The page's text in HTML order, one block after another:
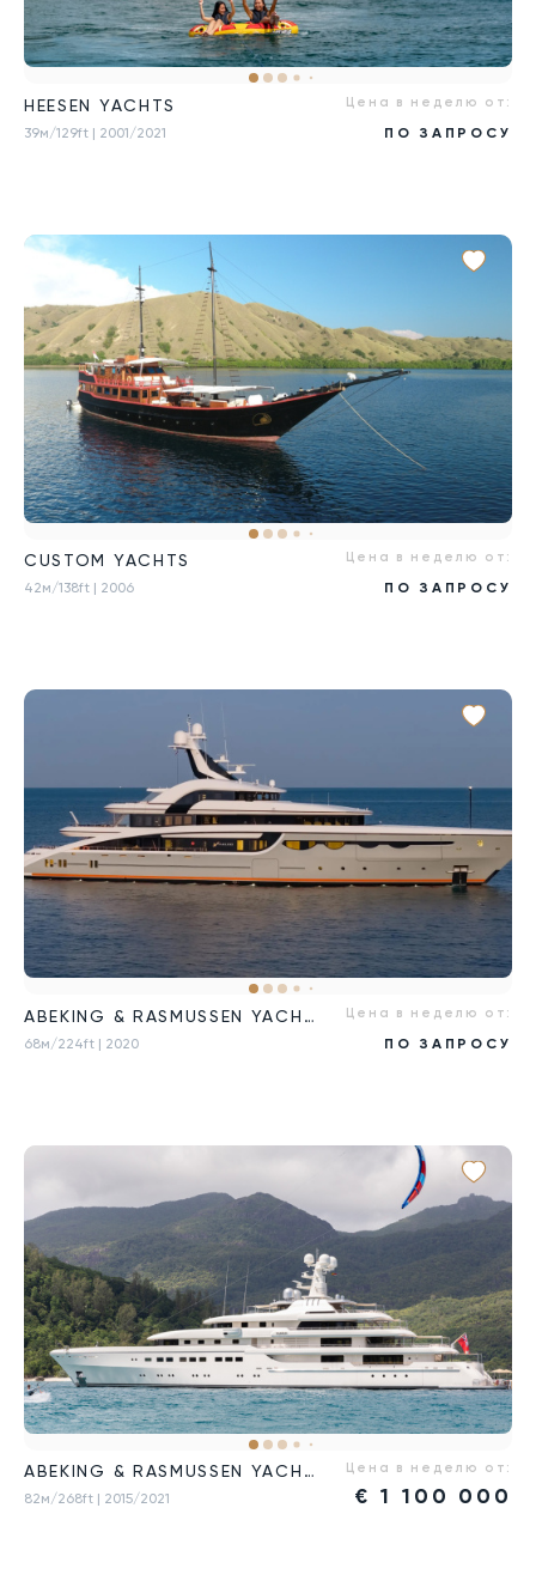
HEESEN YACHTS
39м/129ft | 2001/2021
Цена в неделю от:
ПО ЗАПРОСУ
CUSTOM YACHTS
42м/138ft | 2006
Цена в неделю от:
ПО ЗАПРОСУ
ABEKING & RASMUSSEN YACHTS
68м/224ft | 2020
Цена в неделю от:
ПО ЗАПРОСУ
ABEKING & RASMUSSEN YACHTS
82м/268ft | 2015/2021
Цена в неделю от:
€1 100 000